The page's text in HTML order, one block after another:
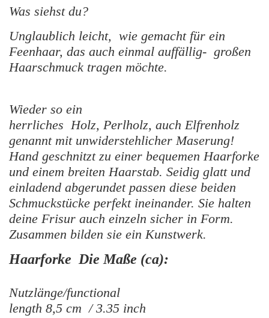
Was siehst du?
Unglaublich leicht, wie gemacht für ein
Feenhaar, das auch einmal auffällig- großen
Haarschmuck tragen möchte.
Wieder so ein
herrliches Holz, Perlholz, auch Elfrenholz
genannt mit unwiderstehlicher Maserung!
Hand geschnitzt zu einer bequemen Haarforke
und einem breiten Haarstab. Seidig glatt und
einladend abgerundet passen diese beiden
Schmuckstücke perfekt ineinander. Sie halten
deine Frisur auch einzeln sicher in Form.
Zusammen bilden sie ein Kunstwerk.
Haarforke Die Maße (ca):
Nutzlänge/functional
length 8,5 cm / 3.35 inch